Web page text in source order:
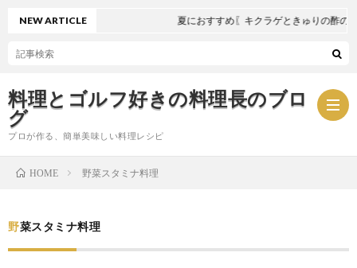
料理とゴルフ好きの料理長のブロ
グ
プロが作る、簡単美味しい料理レシピ
NEW ARTICLE 夏におすすめ〖キクラゲときゅりの酢の物〗
HOME 野菜スタミナ料理
野菜スタミナ料理